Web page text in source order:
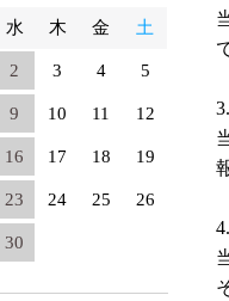
水 木 金 土
2 3 4 5
9 10 11 12
16 17 18 19
23 24 25 26
30